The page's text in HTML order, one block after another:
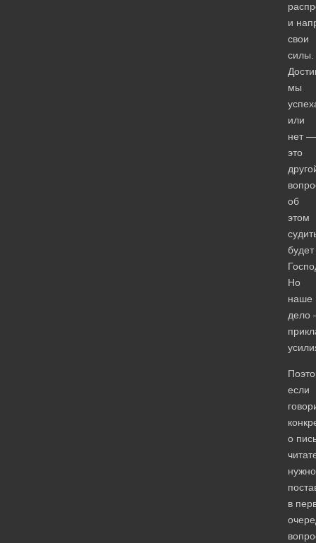
и
свои
силы.
мы
или
нет —
это
об
этом
будет
Но
наше
дело
если
о
нужно
в